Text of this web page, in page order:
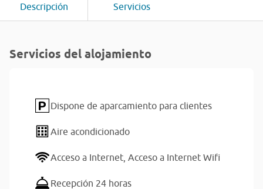
Descripción Servicios
Servicios del alojamiento
Dispone de aparcamiento para clientes
Aire acondicionado
Acceso a Internet, Acceso a Internet Wifi
Recepción 24 horas